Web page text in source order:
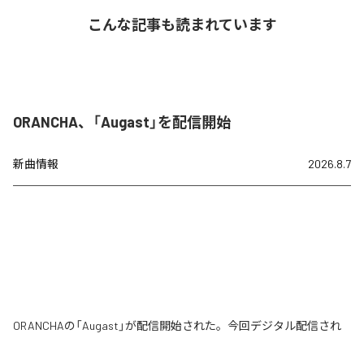
こんな記事も読まれています
ORANCHA、「Augast」を配信開始
新曲情報 2026.8.7
ORANCHAの「Augast」が配信開始された。今回デジタル配信され